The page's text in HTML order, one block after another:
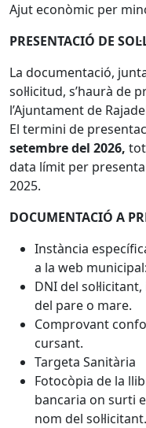
Ajut econòmic per
PRESENTACIÓ DE
La documentació,
sol·licitud, s’haurà de
l’Ajuntament de
El termini de
setembre del 2026,
data límit per
2025.
DOCUMENTACIÓ A
Instància
a la web
DNI del
del pare o mare.
Comprovant
cursant.
Targeta Sanitària
Fotocòpia de la
bancaria on surti
nom del sol·licitant.